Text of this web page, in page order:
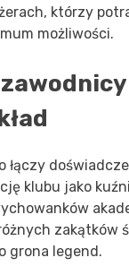
którzy
możliwości.
łączy
klubu jako
zakątków
grona legend.